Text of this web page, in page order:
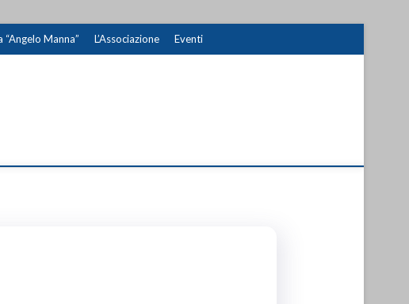
“Angelo Manna” L’Associazione Eventi